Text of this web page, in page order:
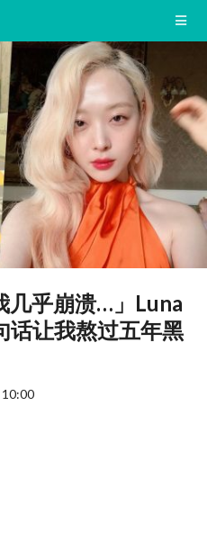
几乎崩溃…」Luna
话让我熬过五年黑